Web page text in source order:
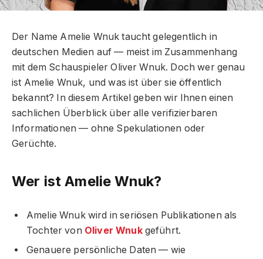
Der Name Amelie Wnuk taucht gelegentlich in
deutschen Medien auf — meist im Zusammenhang
mit dem Schauspieler Oliver Wnuk. Doch wer genau
ist Amelie Wnuk, und was ist über sie öffentlich
bekannt? In diesem Artikel geben wir Ihnen einen
sachlichen Überblick über alle verifizierbaren
Informationen — ohne Spekulationen oder
Gerüchte.
Wer ist Amelie Wnuk?
Amelie Wnuk wird in seriösen Publikationen als
Tochter von Oliver Wnukgeführt.
Genauere persönliche Daten — wie